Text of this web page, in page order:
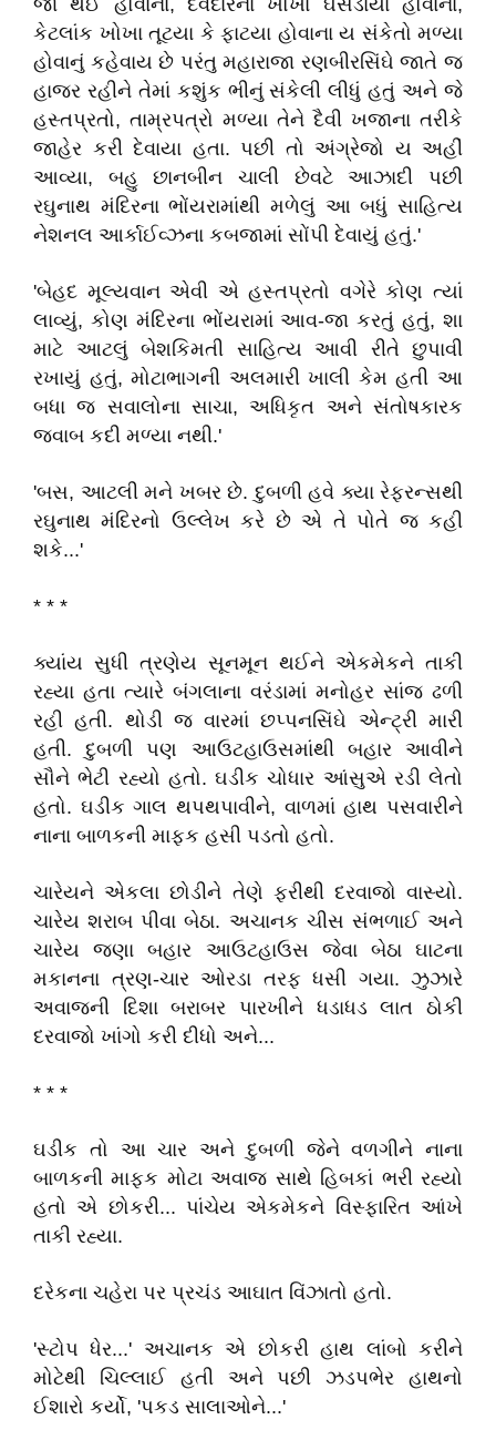
જા થઈ હોવાના, દેવદારના ખોખાં ઘસડાયા હોવાના,
કેટલાંક ખોખા તૂટયા કે ફાટયા હોવાના ય સંકેતો મળ્યા
હોવાનું કહેવાય છે પરંતુ મહારાજા રણબીરસિંઘે જાતે જ
હાજર રહીને તેમાં કશુંક ભીનું સંકેલી લીધું હતું અને જે
હસ્તપ્રતો, તામ્રપત્રો મળ્યા તેને દૈવી ખજાના તરીકે
જાહેર કરી દેવાયા હતા. પછી તો અંગ્રેજો ય અહીં
આવ્યા, બહુ છાનબીન ચાલી છેવટે આઝાદી પછી
રઘુનાથ મંદિરના ભોંયરામાંથી મળેલું આ બધું સાહિત્ય
નેશનલ આર્કાઈવ્ઝના કબજામાં સોંપી દેવાયું હતું.'
'બેહદ મૂલ્યવાન એવી એ હસ્તપ્રતો વગેરે કોણ ત્યાં
લાવ્યું, કોણ મંદિરના ભોંયરામાં આવ-જા કરતું હતું, શા
માટે આટલું બેશકિમતી સાહિત્ય આવી રીતે છુપાવી
રખાયું હતું, મોટાભાગની અલમારી ખાલી કેમ હતી આ
બધા જ સવાલોના સાચા, અધિકૃત અને સંતોષકારક
જવાબ કદી મળ્યા નથી.'
'બસ, આટલી મને ખબર છે. દુબળી હવે ક્યા રેફરન્સથી
રઘુનાથ મંદિરનો ઉલ્લેખ કરે છે એ તે પોતે જ કહી
શકે...'
* * *
ક્યાંય સુધી ત્રણેય સૂનમૂન થઈને એકમેકને તાકી
રહ્યા હતા ત્યારે બંગલાના વરંડામાં મનોહર સાંજ ઢળી
રહી હતી. થોડી જ વારમાં છપ્પનસિંઘે એન્ટ્રી મારી
હતી. દુબળી પણ આઉટહાઉસમાંથી બહાર આવીને
સૌને ભેટી રહ્યો હતો. ઘડીક ચોધાર આંસુએ રડી લેતો
હતો. ઘડીક ગાલ થપથપાવીને, વાળમાં હાથ પસવારીને
નાના બાળકની માફક હસી પડતો હતો.
ચારેયને એકલા છોડીને તેણે ફરીથી દરવાજો વાસ્યો.
ચારેય શરાબ પીવા બેઠા. અચાનક ચીસ સંભળાઈ અને
ચારેય જણા બહાર આઉટહાઉસ જેવા બેઠા ઘાટના
મકાનના ત્રણ-ચાર ઓરડા તરફ ધસી ગયા. ઝુઝારે
અવાજની દિશા બરાબર પારખીને ધડાધડ લાત ઠોકી
દરવાજો ખાંગો કરી દીધો અને...
* * *
ઘડીક તો આ ચાર અને દુબળી જેને વળગીને નાના
બાળકની માફક મોટા અવાજ સાથે હિબકાં ભરી રહ્યો
હતો એ છોકરી... પાંચેય એકમેકને વિસ્ફારિત આંખે
તાકી રહ્યા.
દરેકના ચહેરા પર પ્રચંડ આઘાત વિંઝાતો હતો.
'સ્ટોપ ધેર...' અચાનક એ છોકરી હાથ લાંબો કરીને
મોટેથી ચિલ્લાઈ હતી અને પછી ઝડપભેર હાથનો
ઈશારો કર્યો, 'પકડ સાલાઓને...'